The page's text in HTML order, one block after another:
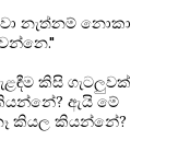
නැත්නම් නොකා
කිසි ගැටලුවක්
ඇයි මේ
කියල කියන්නේ?